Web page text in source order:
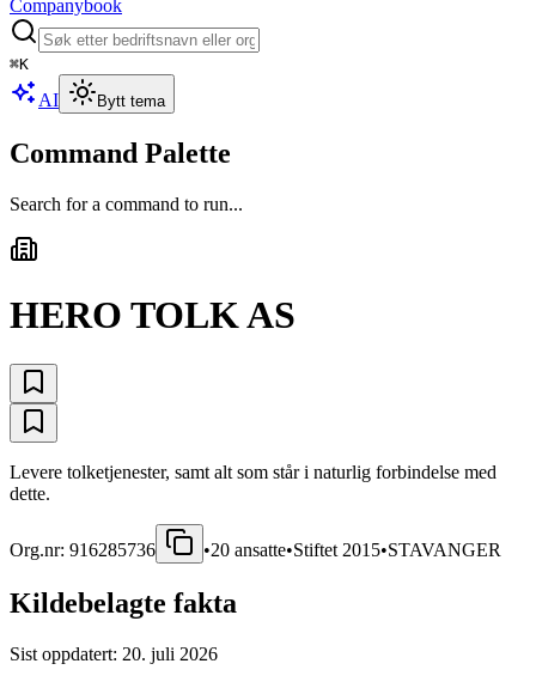
Companybook
⌘K
AI Bytt tema
Command Palette
Search for a command to run...
HERO TOLK AS
Levere tolketjenester, samt alt som står i naturlig forbindelse med
dette.
Org.nr: 916285736 •20 ansatte•Stiftet 2015•STAVANGER
Kildebelagte fakta
Sist oppdatert: 20. juli 2026